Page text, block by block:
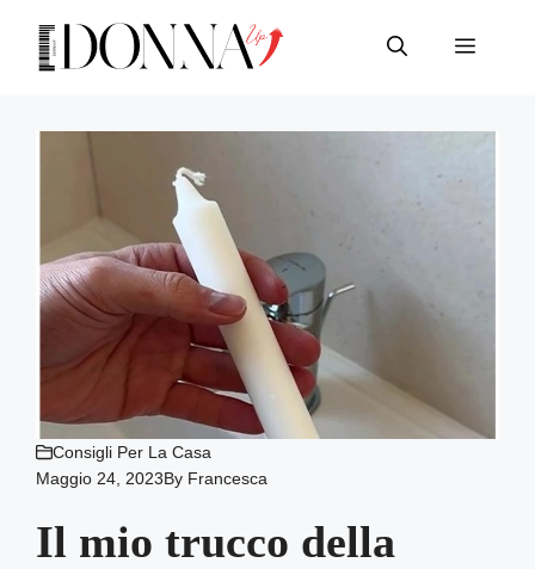
contenuto
Menu
Consigli Per La Casa
Maggio 24, 2023By Francesca
Il mio trucco della